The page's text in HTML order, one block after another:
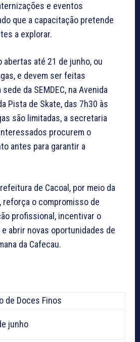
e eventos
que a capacitação pretende
a explorar.
até 21 de junho, ou
e devem ser feitas
da SEMDEC, na Avenida
Pista de Skate, das 7h30 às
são limitadas, a secretaria
procurem o
antes para garantir a
de Cacoal, por meio da
reforça o compromisso de
profissional, incentivar o
abrir novas oportunidades de
da Cafecau.
de Doces Finos
junho